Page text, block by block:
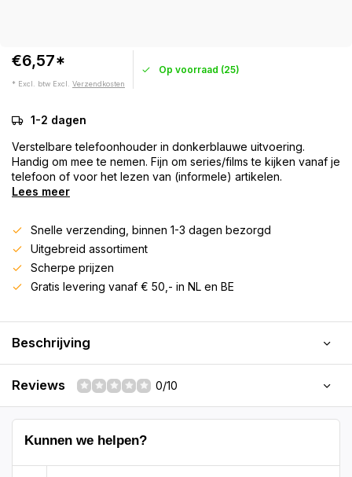
€6,57*
* Excl. btw Excl. Verzendkosten
Op voorraad (25)
1-2 dagen
Verstelbare telefoonhouder in donkerblauwe uitvoering.
Handig om mee te nemen. Fijn om series/films te kijken vanaf je
telefoon of voor het lezen van (informele) artikelen.
Lees meer
Snelle verzending, binnen 1-3 dagen bezorgd
Uitgebreid assortiment
Scherpe prijzen
Gratis levering vanaf € 50,- in NL en BE
Beschrijving
Reviews 0/10
Kunnen we helpen?